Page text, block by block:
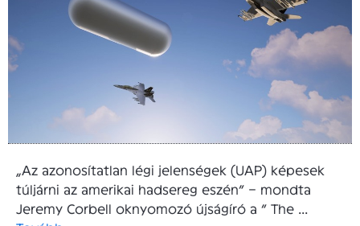
„Az azonosítatlan légi jelenségek (UAP) képesek
túljárni az amerikai hadsereg eszén” – mondta
Jeremy Corbell oknyomozó újságíró a ” The ...